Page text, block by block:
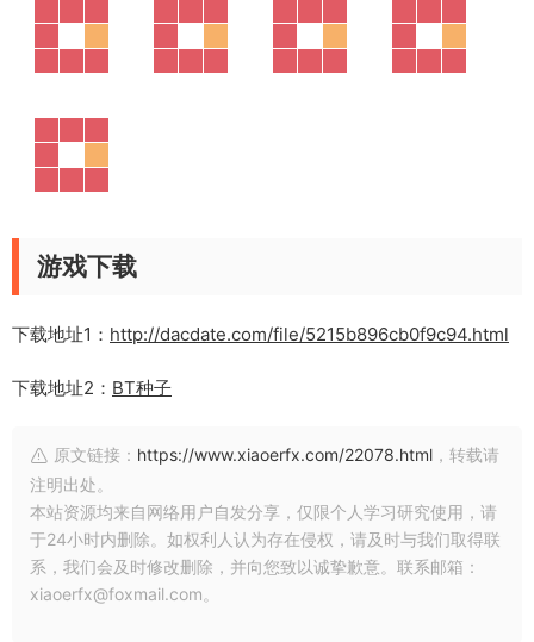
游戏下载
下载地址1： http://dacdate.com/file/5215b896cb0f9c94.html
下载地址2： BT种子
原文链接： https://www.xiaoerfx.com/22078.html ，转载请
注明出处。
本站资源均来自网络用户自发分享，仅限个人学习研究使用，请
于24小时内删除。如权利人认为存在侵权，请及时与我们取得联
系，我们会及时修改删除，并向您致以诚挚歉意。联系邮箱：
xiaoerfx@foxmail.com。